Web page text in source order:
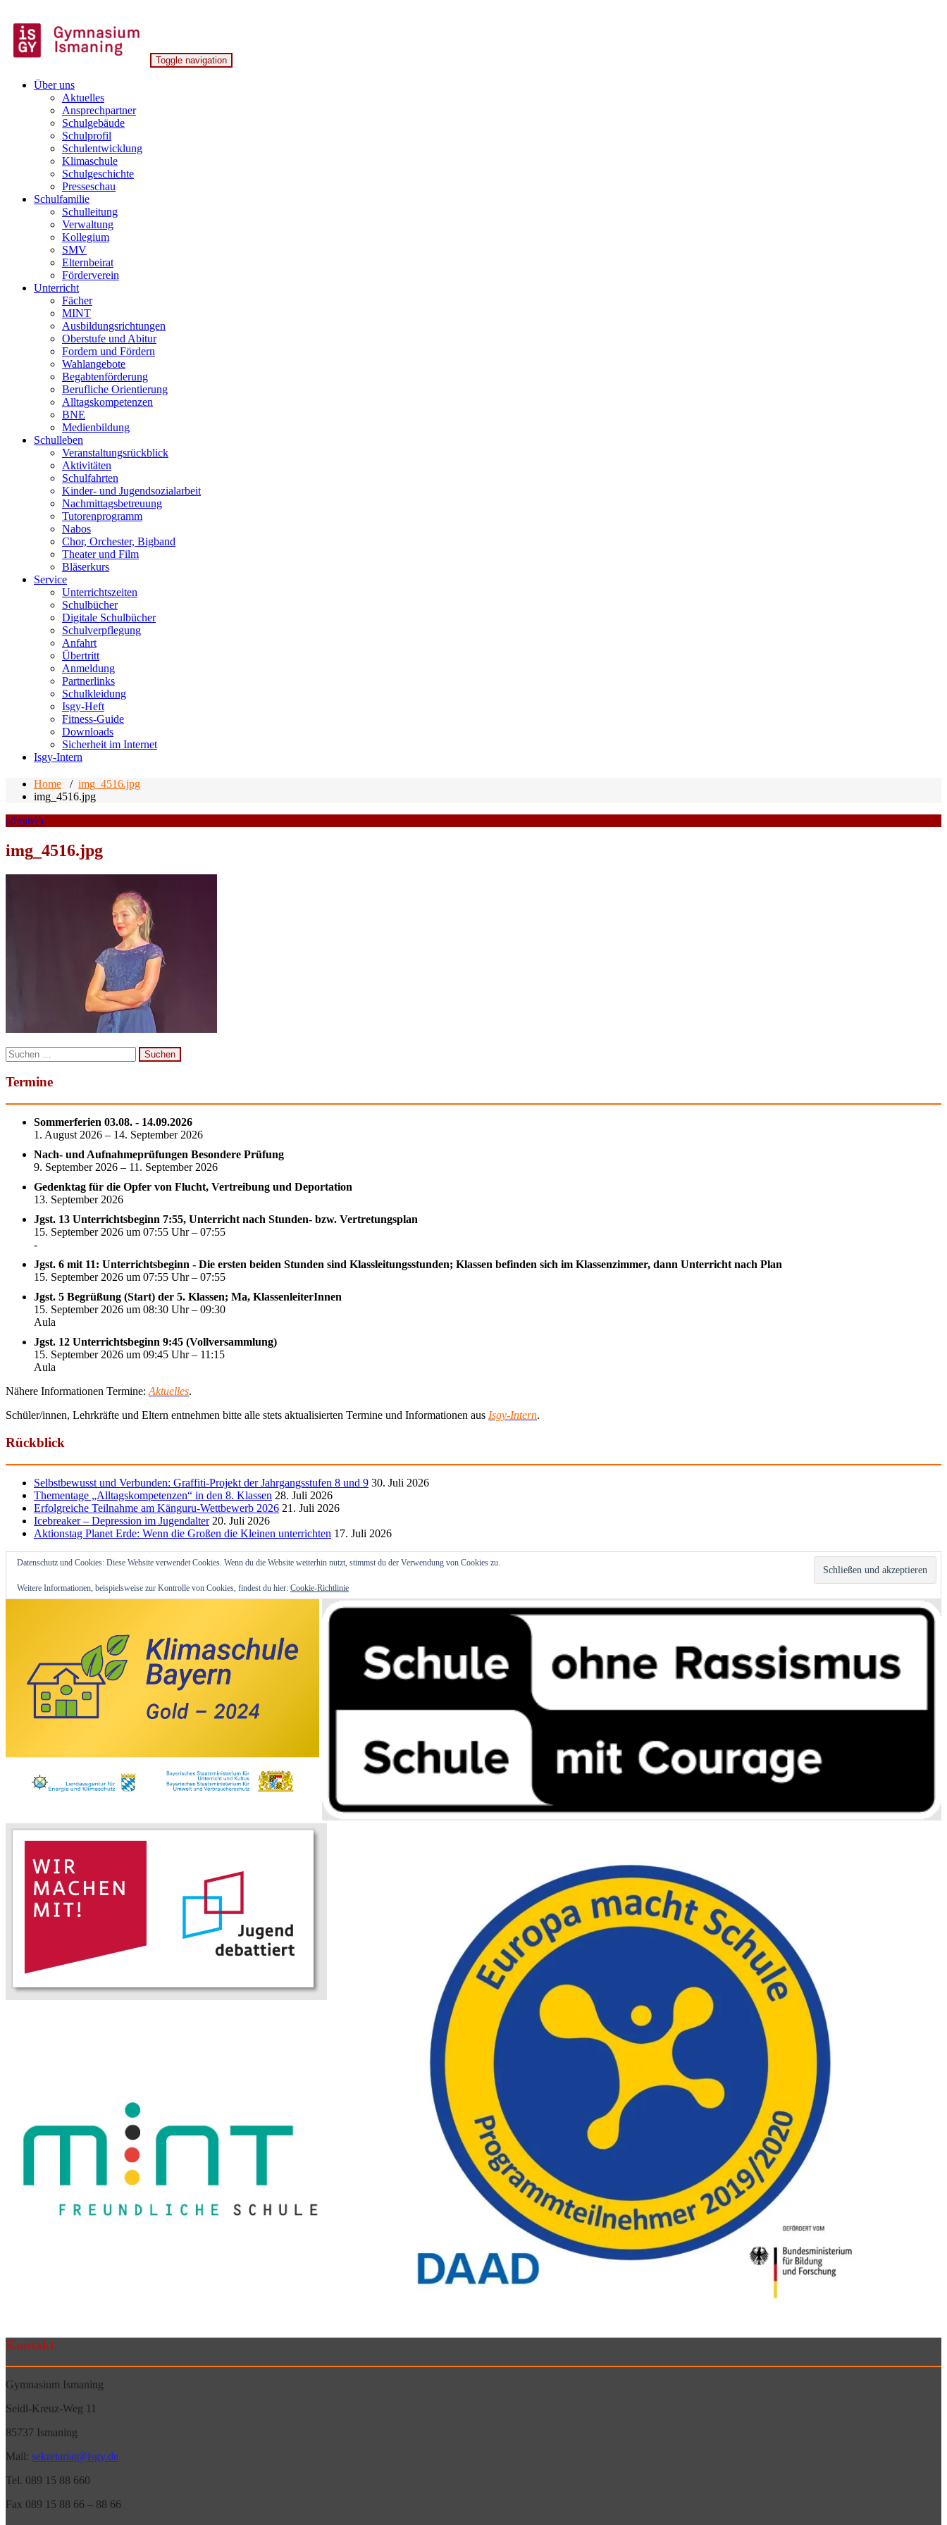
to
content
Gymnasium Ismaning
Toggle navigation
Über uns
Aktuelles
Ansprechpartner
Schulgebäude
Schulprofil
Schulentwicklung
Klimaschule
Schulgeschichte
Presseschau
Schulfamilie
Schulleitung
Verwaltung
Kollegium
SMV
Elternbeirat
Förderverein
Unterricht
Fächer
MINT
Ausbildungsrichtungen
Oberstufe und Abitur
Fordern und Fördern
Wahlangebote
Begabtenförderung
Berufliche Orientierung
Alltagskompetenzen
BNE
Medienbildung
Schulleben
Veranstaltungsrückblick
Aktivitäten
Schulfahrten
Kinder- und Jugendsozialarbeit
Nachmittagsbetreuung
Tutorenprogramm
Nabos
Chor, Orchester, Bigband
Theater und Film
Bläserkurs
Service
Unterrichtszeiten
Schulbücher
Digitale Schulbücher
Schulverpflegung
Anfahrt
Übertritt
Anmeldung
Partnerlinks
Schulkleidung
Isgy-Heft
Fitness-Guide
Downloads
Sicherheit im Internet
Isgy-Intern
Home / img_4516.jpg
img_4516.jpg
adminva
img_4516.jpg
Suchen
nach:
Termine
Sommerferien 03.08. - 14.09.2026
1. August 2026 – 14. September 2026
Nach- und Aufnahmeprüfungen Besondere Prüfung
9. September 2026 – 11. September 2026
Gedenktag für die Opfer von Flucht, Vertreibung und Deportation
13. September 2026
Jgst. 13 Unterrichtsbeginn 7:55, Unterricht nach Stunden- bzw. Vertretungsplan
15. September 2026 um 07:55 Uhr – 07:55
-
Jgst. 6 mit 11: Unterrichtsbeginn - Die ersten beiden Stunden sind Klassleitungsstunden; Klassen befinden sich im Klassenzimmer, dann Unterricht nach Plan
15. September 2026 um 07:55 Uhr – 07:55
Jgst. 5 Begrüßung (Start) der 5. Klassen; Ma, KlassenleiterInnen
15. September 2026 um 08:30 Uhr – 09:30
Aula
Jgst. 12 Unterrichtsbeginn 9:45 (Vollversammlung)
15. September 2026 um 09:45 Uhr – 11:15
Aula
Nähere Informationen Termine: Aktuelles.
Schüler/innen, Lehrkräfte und Eltern entnehmen bitte alle stets aktualisierten Termine und Informationen aus Isgy-Intern.
Rückblick
Selbstbewusst und Verbunden: Graffiti-Projekt der Jahrgangsstufen 8 und 9 30. Juli 2026
Thementage „Alltagskompetenzen“ in den 8. Klassen 28. Juli 2026
Erfolgreiche Teilnahme am Känguru-Wettbewerb 2026 21. Juli 2026
Icebreaker – Depression im Jugendalter 20. Juli 2026
Aktionstag Planet Erde: Wenn die Großen die Kleinen unterrichten 17. Juli 2026
Datenschutz und Cookies: Diese Website verwendet Cookies. Wenn du die Website weiterhin nutzt, stimmst du der Verwendung von Cookies zu.
Weitere Informationen, beispielsweise zur Kontrolle von Cookies, findest du hier: Cookie-Richtlinie
Kontakt
Gymnasium Ismaning
Seidl-Kreuz-Weg 11
85737 Ismaning
Mail: sekretariat@isgy.de
Tel. 089 15 88 660
Fax 089 15 88 66 – 88 66